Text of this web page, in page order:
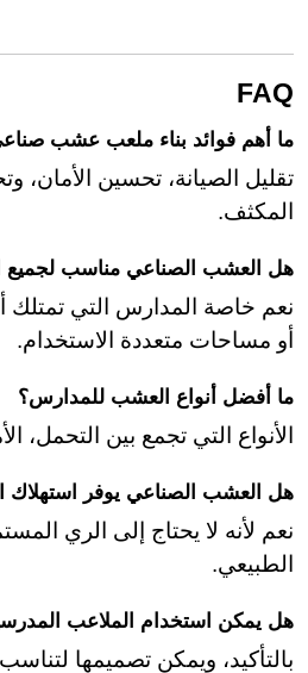
FAQ
ما أهم فوائد بناء ملعب عشب
تقليل الصيانة، تحسين الأمان،
المكثف.
هل العشب الصناعي مناسب لجميع
نعم خاصة المدارس التي
أو مساحات متعددة الاستخدام.
ما أفضل أنواع العشب للمدارس؟
الأنواع التي تجمع بين التحمل،
هل العشب الصناعي يوفر استهلاك
نعم لأنه لا يحتاج إلى الري
الطبيعي.
هل يمكن استخدام الملاعب
بالتأكيد، ويمكن تصميمها